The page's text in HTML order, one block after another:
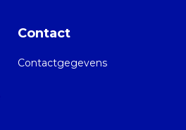
Contact
Contactgegevens